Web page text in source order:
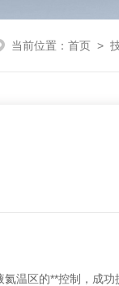
当前位置： 首页>
温区的**控制，成